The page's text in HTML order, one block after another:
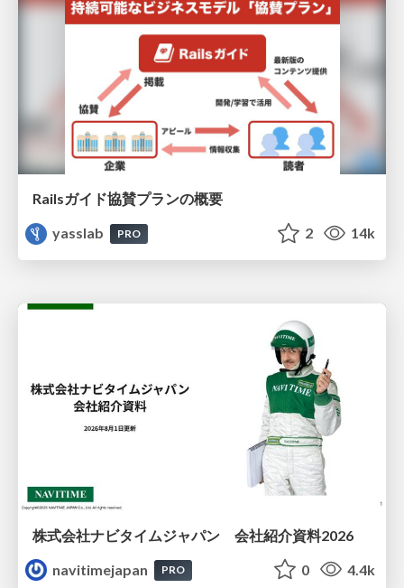
Railsガイド協賛プランの概要
yasslab
PRO 2 14k
株式会社ナビタイムジャパン 会社紹介資料2026
navitimejapan
PRO 0 4.4k